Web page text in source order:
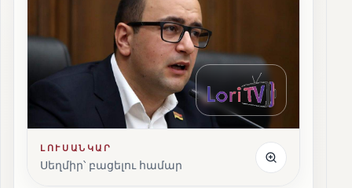
ԼՈՒՍԱՆԿԱՐ
Սեղմիր՝ բացելու համար